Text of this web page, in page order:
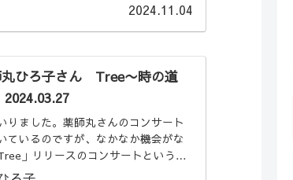
2024.11.04
丸ひろ子さん Tree〜時の道
りました。薬師丸さんのコンサート
ているのですが、なかなか機会がな
」リリースのコンサートというこ